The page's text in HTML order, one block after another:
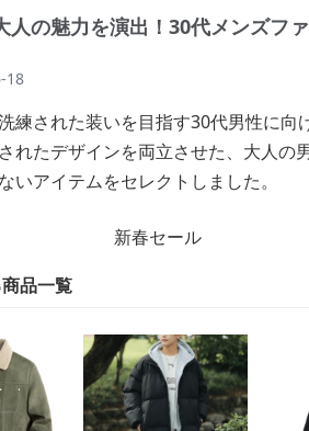
人の魅力を演出！30代メンズフ
18
練された装いを目指す30代男性に向
れたデザインを両立させた、大人の
いアイテムをセレクトしました。
品一覧